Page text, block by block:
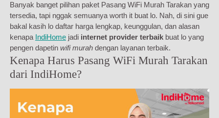
Banyak banget pilihan paket Pasang WiFi Murah Tarakan yang
tersedia, tapi nggak semuanya worth it buat lo. Nah, di sini gue
bakal kasih lo daftar harga lengkap, keunggulan, dan alasan
kenapa IndiHome jadi internet provider terbaik buat lo yang
pengen dapetin wifi murah dengan layanan terbaik.
Kenapa Harus Pasang WiFi Murah Tarakan
dari IndiHome?